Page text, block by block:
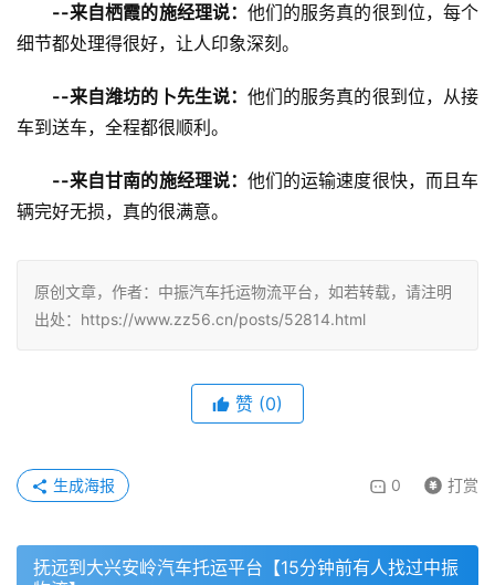
--来自栖霞的施经理说： 他们的服务真的很到位，每个
细节都处理得很好，让人印象深刻。
--来自潍坊的卜先生说： 他们的服务真的很到位，从接
车到送车，全程都很顺利。
--来自甘南的施经理说： 他们的运输速度很快，而且车
辆完好无损，真的很满意。
原创文章，作者：中振汽车托运物流平台，如若转载，请注明
出处：https://www.zz56.cn/posts/52814.html
赞 (0)
0 打赏
生成海报
抚远到大兴安岭汽车托运平台【15分钟前有人找过中振